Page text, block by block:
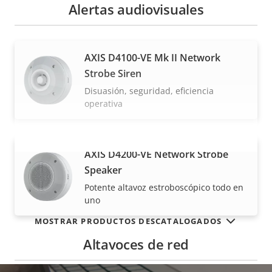
VISUALIZAR MÁS
Alertas audiovisuales
AXIS D4100-VE Mk II Network
Strobe Siren
Disuasión, seguridad, eficiencia
operativa
AXIS D4200-VE Network Strobe
Speaker
Potente altavoz estroboscópico todo en
uno
Altavoces de red
MOSTRAR PRODUCTOS DESCATALOGADOS